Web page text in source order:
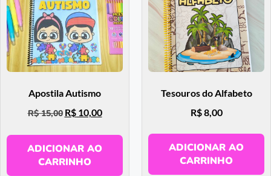
Apostila Autismo
R$15,00 R$10,00
ADICIONAR AO
CARRINHO
Tesouros do Alfabeto
R$8,00
ADICIONAR AO
CARRINHO